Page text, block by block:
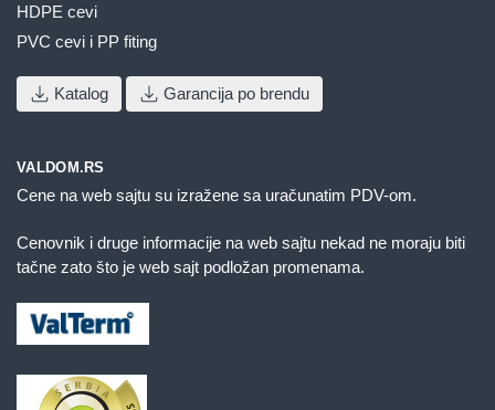
HDPE cevi
PVC cevi i PP fiting
Katalog Garancija po brendu
VALDOM.RS
Cene na web sajtu su izražene sa uračunatim PDV-om.
Cenovnik i druge informacije na web sajtu nekad ne moraju biti
tačne zato što je web sajt podložan promenama.